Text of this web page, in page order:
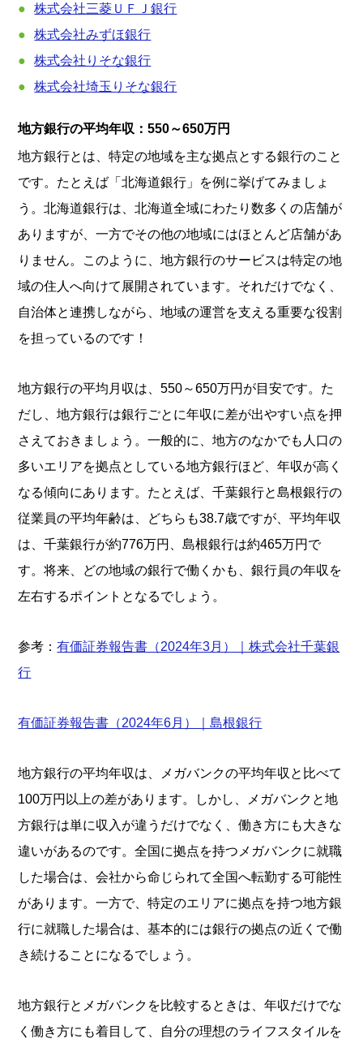
株式会社三菱ＵＦＪ銀行
株式会社みずほ銀行
株式会社りそな銀行
株式会社埼玉りそな銀行
地方銀行の平均年収：550～650万円
地方銀行とは、特定の地域を主な拠点とする銀行のこと
です。たとえば「北海道銀行」を例に挙げてみましょ
う。北海道銀行は、北海道全域にわたり数多くの店舗が
ありますが、一方でその他の地域にはほとんど店舗があ
りません。このように、地方銀行のサービスは特定の地
域の住人へ向けて展開されています。それだけでなく、
自治体と連携しながら、地域の運営を支える重要な役割
を担っているのです！
地方銀行の平均月収は、550～650万円が目安です。た
だし、地方銀行は銀行ごとに年収に差が出やすい点を押
さえておきましょう。一般的に、地方のなかでも人口の
多いエリアを拠点としている地方銀行ほど、年収が高く
なる傾向にあります。たとえば、千葉銀行と島根銀行の
従業員の平均年齢は、どちらも38.7歳ですが、平均年収
は、千葉銀行が約776万円、島根銀行は約465万円で
す。将来、どの地域の銀行で働くかも、銀行員の年収を
左右するポイントとなるでしょう。
参考：有価証券報告書（2024年3月）｜株式会社千葉銀
行
有価証券報告書（2024年6月）｜島根銀行
地方銀行の平均年収は、メガバンクの平均年収と比べて
100万円以上の差があります。しかし、メガバンクと地
方銀行は単に収入が違うだけでなく、働き方にも大きな
違いがあるのです。全国に拠点を持つメガバンクに就職
した場合は、会社から命じられて全国へ転勤する可能性
があります。一方で、特定のエリアに拠点を持つ地方銀
行に就職した場合は、基本的には銀行の拠点の近くで働
き続けることになるでしょう。
地方銀行とメガバンクを比較するときは、年収だけでな
く働き方にも着目して、自分の理想のライフスタイルを